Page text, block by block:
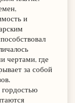
и
чертами, где
за собой